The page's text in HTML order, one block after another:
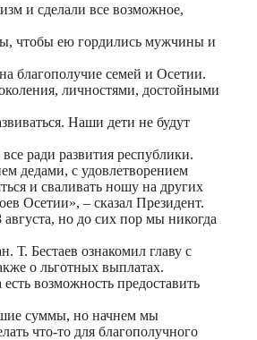
и сделали все возможное,
чтобы ею гордились мужчины и
благополучие семей и Осетии.
личностями, достойными
Наши дети не будут
ради развития республики.
дедами, с удовлетворением
и сваливать ношу на других
Осетии», – сказал Президент.
но до сих пор мы никогда
Т. Бестаев ознакомил главу с
о льготных выплатах.
возможность предоставить
суммы, но начнем мы
что-то для благополучного